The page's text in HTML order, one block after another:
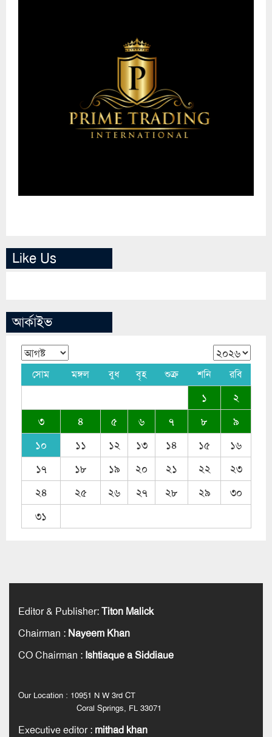
Like Us
আর্কাইভ
সোম মঙ্গল বুধ বৃহ শুক্র শনি রবি
১
২
৩
৪ ৫ ৬ ৭ ৮
৯
১০
১১ ১২ ১৩ ১৪ ১৫
১৬
১৭
১৮ ১৯ ২০ ২১ ২২
২৩
২৪
২৫ ২৬ ২৭ ২৮ ২৯
৩০
৩১
Editor & Publisher:Titon Malick
Chairman : Nayeem Khan
CO Chairman : Ishtiaque a Siddiaue
Our Location : 10951 N W 3rd CT
Coral Springs, FL 33071
Executive editor: mithad khan